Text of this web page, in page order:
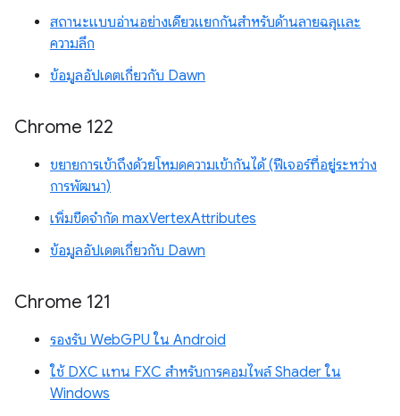
สถานะแบบอ่านอย่างเดียวแยกกันสำหรับด้านลายฉลุและ
ความลึก
ข้อมูลอัปเดตเกี่ยวกับ Dawn
Chrome 122
ขยายการเข้าถึงด้วยโหมดความเข้ากันได้ (ฟีเจอร์ที่อยู่ระหว่าง
การพัฒนา)
เพิ่มขีดจำกัด maxVertexAttributes
ข้อมูลอัปเดตเกี่ยวกับ Dawn
Chrome 121
รองรับ WebGPU ใน Android
ใช้ DXC แทน FXC สำหรับการคอมไพล์ Shader ใน
Windows